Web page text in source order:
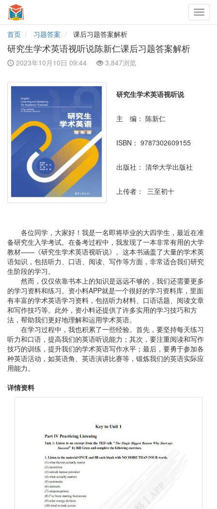
首页
习题答案 课后习题答案解析
研究生学术英语视听说陈新仁课后习题答案解析
2023年10月10日 09:44 3,847浏览
研究生学术英语视听说
主 编： 陈新仁
ISBN： 9787302609155
出版社： 清华大学出版社
上传者： 三至初十
各位同学，大家好！我是一名即将毕业的大四学生，最近在准
备研究生入学考试。在备考过程中，我发现了一本非常有用的大学
教材——《研究生学术英语视听说》。这本书涵盖了大量的学术英
语知识，包括听力、口语、阅读、写作等方面，非常适合我们研究
生阶段的学习。
然而，仅仅依靠书本上的知识是远远不够的，我们还需要更多
的学习资料和练习。资小料APP就是一个很好的学习资料库，里面
有丰富的学术英语学习资料，包括听力材料、口语话题、阅读文章
和写作技巧等。此外，资小料还提供了许多实用的学习技巧和方
法，帮助我们更好地理解和运用学术英语。
在学习过程中，我也积累了一些经验。首先，要坚持每天练习
听力和口语，提高我们的英语听说能力；其次，要注重阅读和写作
技巧的训练，提升我们的学术英语写作水平；最后，要勇于参加各
种英语活动，如英语角、英语演讲比赛等，锻炼我们的英语实际应
用能力。
详情资料